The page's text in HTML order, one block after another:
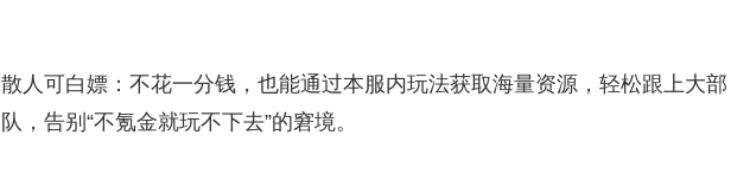
散人可白嫖：不花一分钱，也能通过本服内玩法获取海量资源，轻松跟上大部
队，告别“不氪金就玩不下去”的窘境。​